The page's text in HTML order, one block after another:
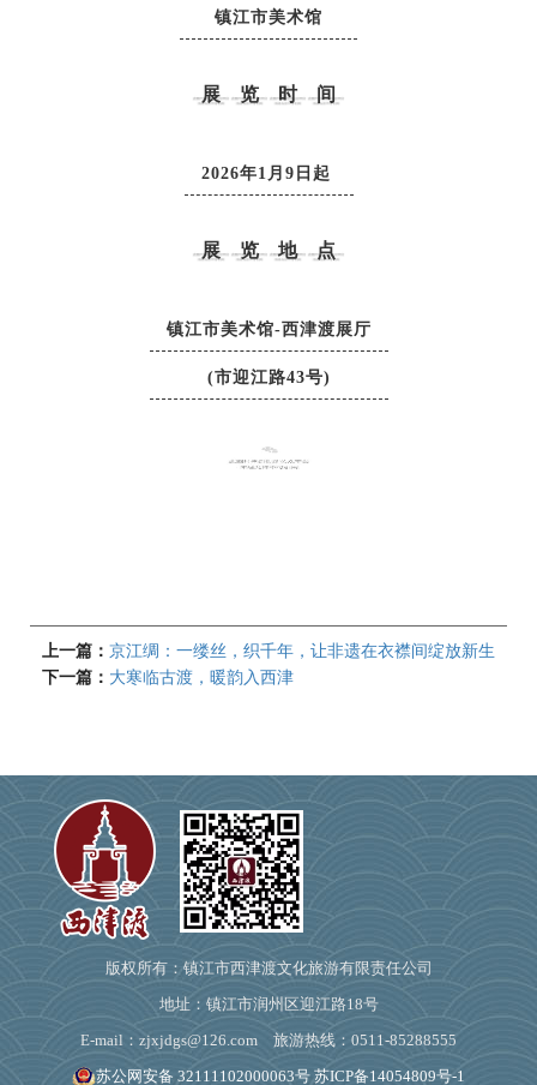
镇江市美术馆
展览时间
2026年1月9日起
展览地点
镇江市美术馆-西津渡展厅
(市迎江路43号)
END
上一篇： 京江绸：一缕丝，织千年，让非遗在衣襟间绽放新生
下一篇： 大寒临古渡，暖韵入西津
版权所有：镇江市西津渡文化旅游有限责任公司
地址：镇江市润州区迎江路18号
E-mail：zjxjdgs@126.com 旅游热线：0511-85288555
苏公网安备 32111102000063号 苏ICP备14054809号-1